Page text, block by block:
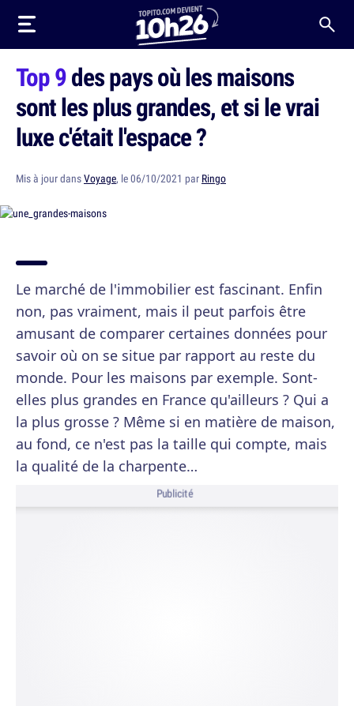
Top 9des pays où les maisons
sont les plus grandes, et si le vrai
luxe c'était l'espace ?
Mis à jour dansVoyage, le 06/10/2021 par Ringo
Le marché de l'immobilier est fascinant. Enfin
non, pas vraiment, mais il peut parfois être
amusant de comparer certaines données pour
savoir où on se situe par rapport au reste du
monde. Pour les maisons par exemple. Sont-
elles plus grandes en France qu'ailleurs ? Qui a
la plus grosse ? Même si en matière de maison,
au fond, ce n'est pas la taille qui compte, mais
la qualité de la charpente…
Publicité